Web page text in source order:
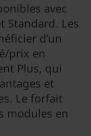
avec
Standard. Les
d’un
prix en
Plus, qui
et
Le forfait
modules en